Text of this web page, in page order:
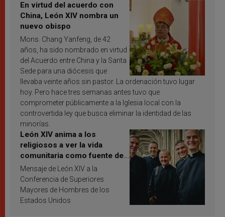
En virtud del acuerdo con
China, León XIV nombra un
nuevo obispo
Mons. Chang Yanfeng, de 42
años, ha sido nombrado en virtud
del Acuerdo entre China y la Santa
Sede para una diócesis que
llevaba veinte años sin pastor. La ordenación tuvo lugar
hoy. Pero hace tres semanas antes tuvo que
comprometer públicamente a la Iglesia local con la
controvertida ley que busca eliminar la identidad de las
minorías.
León XIV anima a los
religiosos a ver la vida
comunitaria como fuente de
inspiración y santificación
Mensaje de León XIV a la
Conferencia de Superiores
Mayores de Hombres de los
Estados Unidos